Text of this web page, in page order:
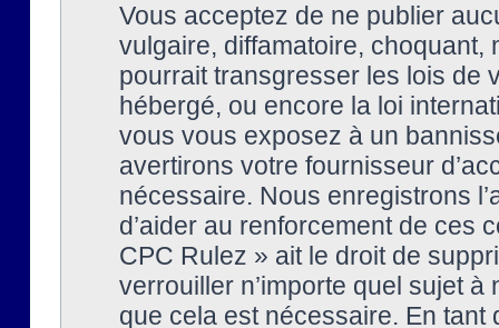
Vous acceptez de ne publier
vulgaire, diffamatoire, choquant,
pourrait transgresser les lois de
hébergé, ou encore la loi
vous vous exposez à un
avertirons votre fournisseur
nécessaire. Nous enregistrons
d’aider au renforcement de ces
CPC Rulez » ait le droit de
verrouiller n’importe quel sujet à
que cela est nécessaire. En tant